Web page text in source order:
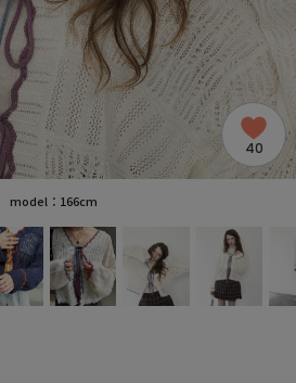
40
model：166cm